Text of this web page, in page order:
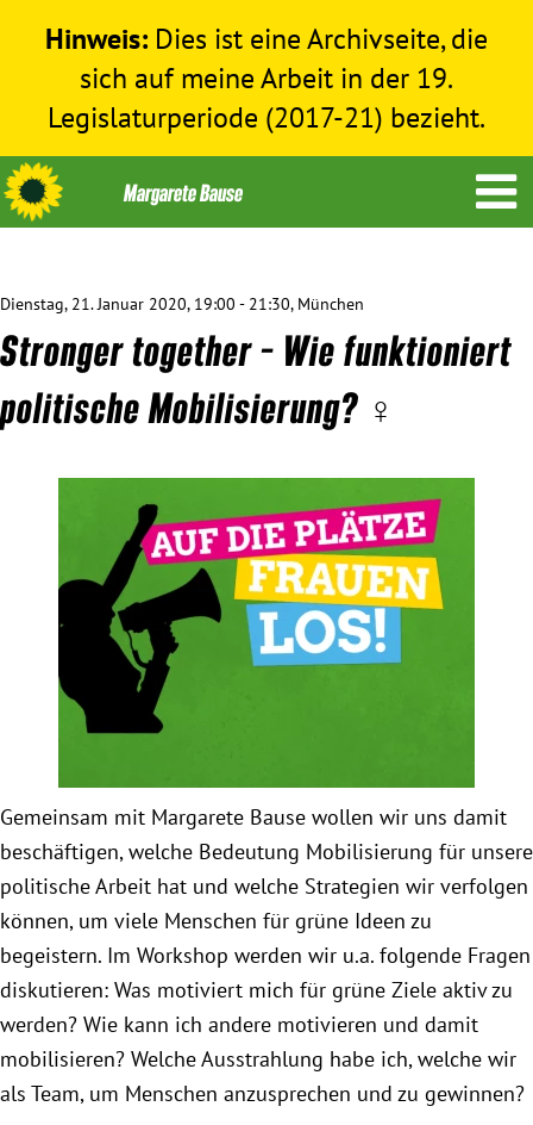
Hinweis: Dies ist eine Archivseite, die
sich auf meine Arbeit in der 19.
Legislaturperiode (2017-21) bezieht.
Menschenrechte
Bundestag 2017-2021
Obfrau im Ausschuss für Menschenrechte und
humanitäre Hilfe
Mein Abstimmungsverhalten
Besuch in Berlin
Praktikum
Patenschaftsprogramm
Bayern
München
Dienstag, 21. Januar 2020, 19:00 - 21:30, München
Stronger together – Wie funktioniert
politische Mobilisierung? ♀️
Gemeinsam mit Margarete Bause wollen wir uns damit
beschäftigen, welche Bedeutung Mobilisierung für unsere
politische Arbeit hat und welche Strategien wir verfolgen
können, um viele Menschen für grüne Ideen zu
begeistern. Im Workshop werden wir u.a. folgende Fragen
diskutieren: Was motiviert mich für grüne Ziele aktiv zu
werden? Wie kann ich andere motivieren und damit
mobilisieren? Welche Ausstrahlung habe ich, welche wir
als Team, um Menschen anzusprechen und zu gewinnen?